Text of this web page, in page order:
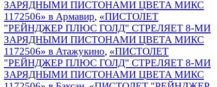
ЗАРЯДНЫМИ ПИСТОНАМИ ЦВЕТА МИКС
1172506» в Армавир, «ПИСТОЛЕТ
"РЕЙНДЖЕР ПЛЮС ГОЛД" СТРЕЛЯЕТ 8-МИ
ЗАРЯДНЫМИ ПИСТОНАМИ ЦВЕТА МИКС
1172506» в Атажукино, «ПИСТОЛЕТ
"РЕЙНДЖЕР ПЛЮС ГОЛД" СТРЕЛЯЕТ 8-МИ
ЗАРЯДНЫМИ ПИСТОНАМИ ЦВЕТА МИКС